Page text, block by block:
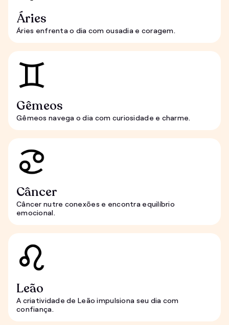
Áries
Áries enfrenta o dia com ousadia e coragem.
Gêmeos
Gêmeos navega o dia com curiosidade e charme.
Câncer
Câncer nutre conexões e encontra equilíbrio
emocional.
Leão
A criatividade de Leão impulsiona seu dia com
confiança.